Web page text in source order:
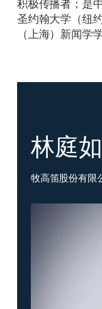
积极传播者；是
圣约翰大学（纽
（上海）新闻学
林庭
牧高笛股份有限